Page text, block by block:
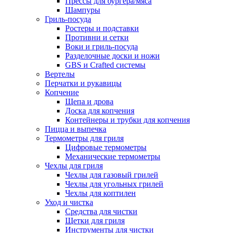
Шампуры
Гриль-посуда
Ростеры и подставки
Противни и сетки
Воки и гриль-посуда
Разделочные доски и ножи
GBS и Crafted системы
Вертелы
Перчатки и рукавицы
Копчение
Щепа и дрова
Доска для копчения
Контейнеры и трубки для копчения
Пицца и выпечка
Термометры для гриля
Цифровые термометры
Механические термометры
Чехлы для гриля
Чехлы для газовый грилей
Чехлы для угольных грилей
Чехлы для коптилен
Уход и чистка
Средства для чистки
Щетки для гриля
Инструменты для чистки